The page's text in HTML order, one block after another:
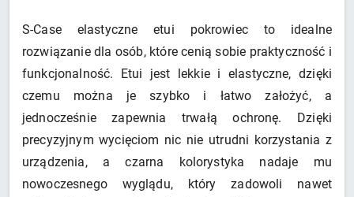
S-Case elastyczne etui pokrowiec to idealne
rozwiązanie dla osób, które cenią sobie praktyczność i
funkcjonalność. Etui jest lekkie i elastyczne, dzięki
czemu można je szybko i łatwo założyć, a
jednocześnie zapewnia trwałą ochronę. Dzięki
precyzyjnym wycięciom nic nie utrudni korzystania z
urządzenia, a czarna kolorystyka nadaje mu
nowoczesnego wyglądu, który zadowoli nawet